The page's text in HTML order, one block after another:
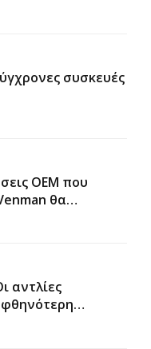
συσκευές
OEM που
θα
αντλίες